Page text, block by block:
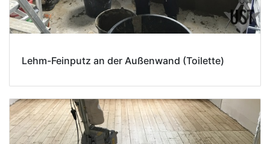
Lehm-Feinputz an der Außenwand (Toilette)